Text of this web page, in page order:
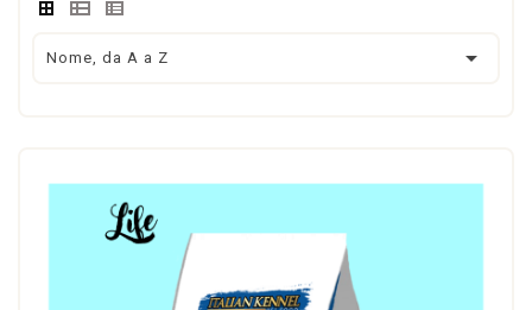
Nome, da A a Z 